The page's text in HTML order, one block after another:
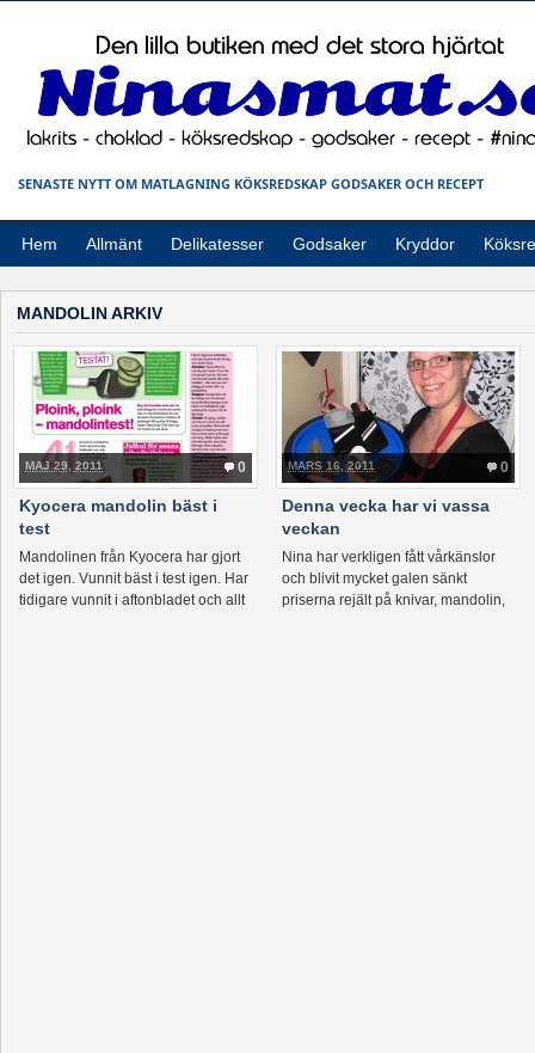
SENASTE NYTT OM MATLAGNING KÖKSREDSKAP GODSAKER OCH RECEPT
Hem Allmänt Delikatesser Godsaker Kryddor
MANDOLIN ARKIV
0
MAJ 29, 2011
Kyocera mandolin bäst i
test
Mandolinen från Kyocera har gjort
det igen. Vunnit bäst i test igen. Har
tidigare vunnit i aftonbladet och allt
0
MARS 16, 2011
Denna vecka har vi vassa
veckan
Nina har verkligen fått vårkänslor
och blivit mycket galen sänkt
priserna rejält på knivar, mandolin,